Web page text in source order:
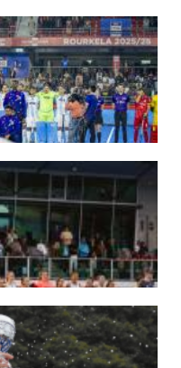
FERNANDO F...
en Países Bajos y Bélgica.
DE P...
últimas dos ventanas de Pro